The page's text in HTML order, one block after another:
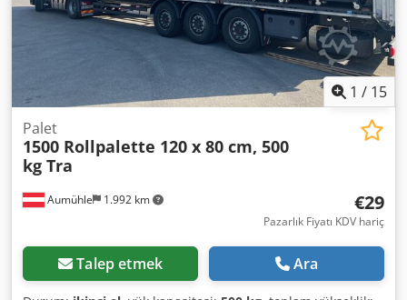
1 / 15
Aumühle 1.992 km
Palet
1500 Rollpalette 120 x 80 cm, 500
kg Tra
€29
Pazarlık Fiyatı KDV hariç
Talep etmek Ara